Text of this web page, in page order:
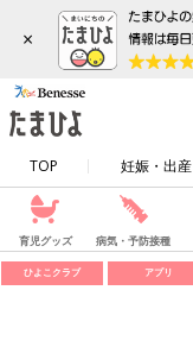
×
TOP 妊娠・出産
育児グッズ 病気・予防接種
ひよこクラブ アプリ